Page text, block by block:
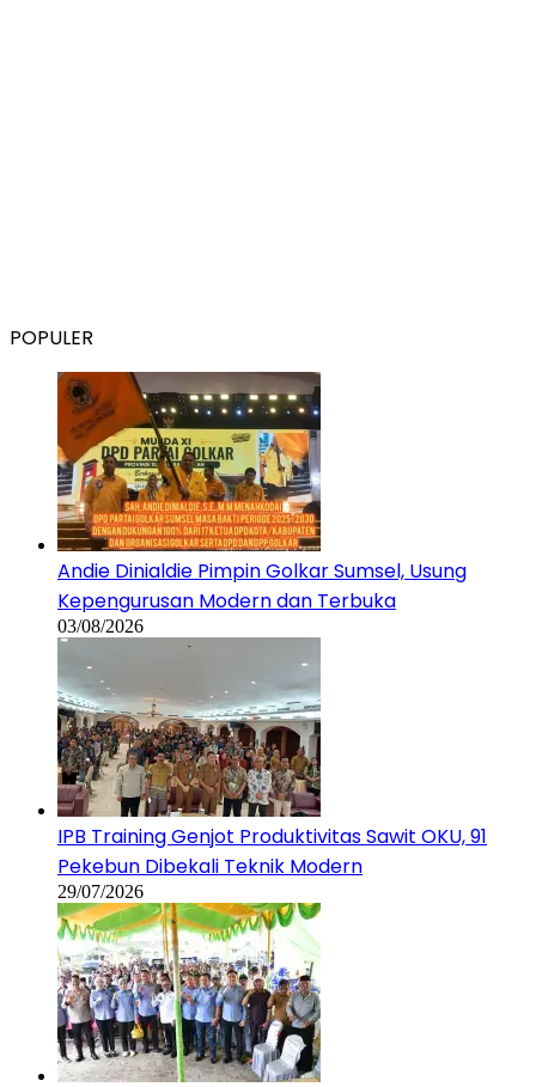
POPULER
Andie Dinialdie Pimpin Golkar Sumsel, Usung
Kepengurusan Modern dan Terbuka
03/08/2026
IPB Training Genjot Produktivitas Sawit OKU, 91
Pekebun Dibekali Teknik Modern
29/07/2026